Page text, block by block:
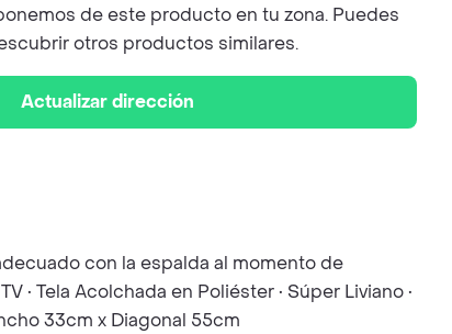
de este producto en tu zona. Puedes
otros productos similares.
Actualizar dirección
con la espalda al momento de
• Tela Acolchada en Poliéster • Súper Liviano •
33cm x Diagonal 55cm